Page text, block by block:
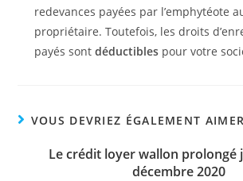
redevances payées par l’emphytéote
propriétaire. Toutefois, les droits
payés sont déductiblespour votre
VOUS DEVRIEZ ÉGALEMENT AIMER
Le crédit loyer wallon prolongé
décembre 2020